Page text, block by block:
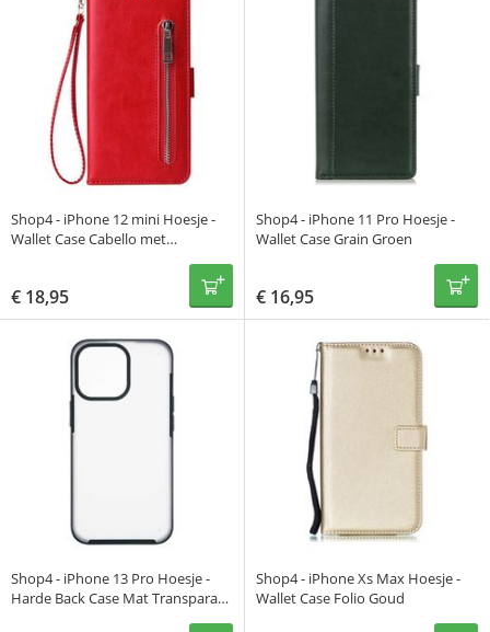
Shop4 - iPhone 12 mini Hoesje -
Wallet Case Cabello met
€ 18,95
Shop4 - iPhone 11 Pro Hoesje -
Wallet Case Grain Groen
€ 16,95
Shop4 - iPhone 13 Pro Hoesje -
Harde Back Case Mat Transparant
Shop4 - iPhone Xs Max Hoesje -
Wallet Case Folio Goud